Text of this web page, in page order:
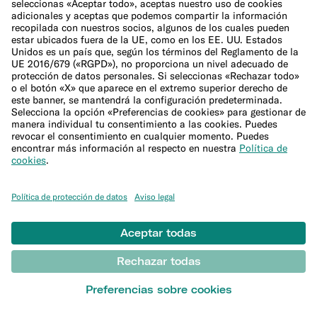
¿Qué es N26?
Equipo directivo
Bolsa de trabajo
Sala de prensa
Programa de afiliación
Ayuda
Atención al Cliente
Presentar una reclamación
Centro de Ayuda